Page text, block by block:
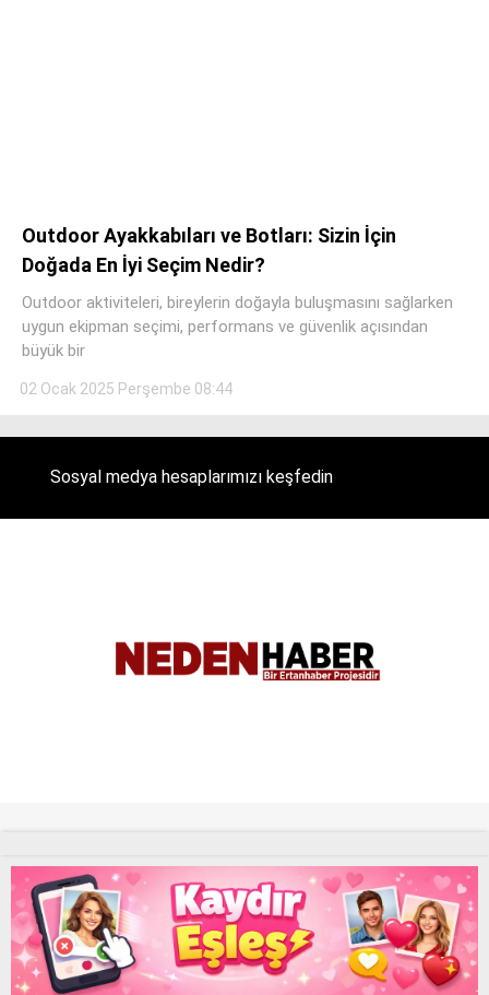
Outdoor Ayakkabıları ve Botları: Sizin İçin
Doğada En İyi Seçim Nedir?
Outdoor aktiviteleri, bireylerin doğayla buluşmasını sağlarken
uygun ekipman seçimi, performans ve güvenlik açısından
büyük bir
02 Ocak 2025 Perşembe 08:44
Sosyal medya hesaplarımızı keşfedin
haber Uyap Eş Zamanlı Sorgu Hatası Çözümü